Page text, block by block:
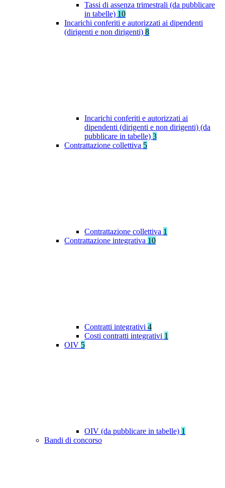
Tassi di assenza trimestrali (da pubblicare
in tabelle) 10
Incarichi conferiti e autorizzati ai dipendenti
(dirigenti e non dirigenti) 8
Incarichi conferiti e autorizzati ai
dipendenti (dirigenti e non dirigenti) (da
pubblicare in tabelle) 3
Contrattazione collettiva 5
Contrattazione collettiva 1
Contrattazione integrativa 10
Contratti integrativi 4
Costi contratti integrativi 1
OIV 5
OIV (da pubblicare in tabelle) 1
Bandi di concorso